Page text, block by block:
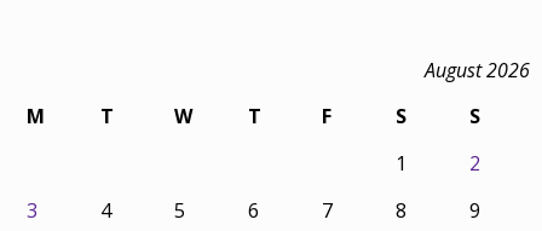
August 2026
M
T W T F S
S
1
2
3
4 5 6 7 8 9